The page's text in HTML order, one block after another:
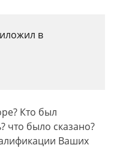
в
Кто был
что было сказано?
Ваших